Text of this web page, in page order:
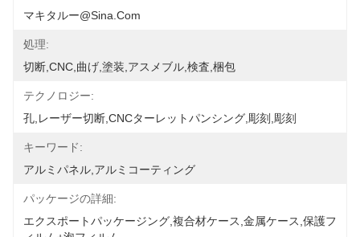
マキタルー@sina.com
処理:
切断,CNC,曲げ,塗装,アスメブル,検査,梱包
テクノロジー:
孔,レーザー切断,CNCターレットパンシング,彫刻,彫刻
キーワード:
アルミパネル,アルミコーティング
パッケージの詳細:
エクスポートパッケージング,複合材ケース,金属ケース,保護フ